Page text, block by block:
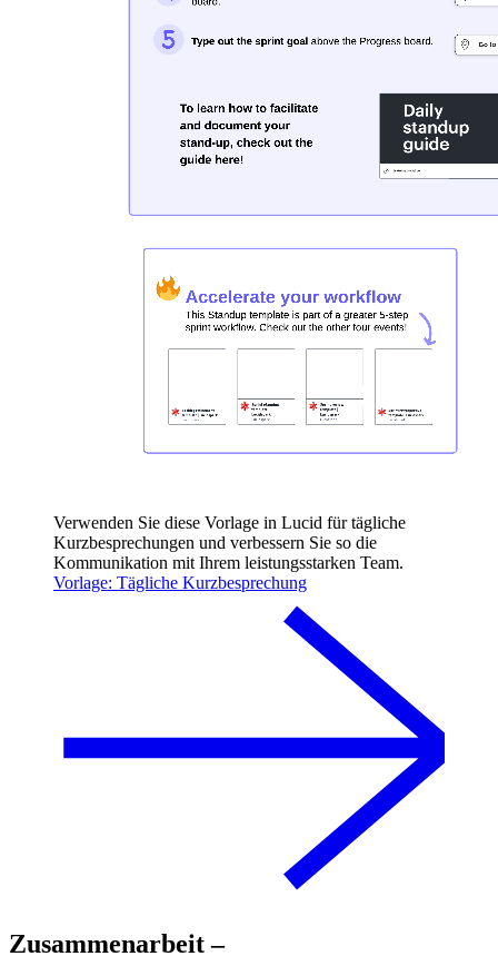
Verwenden Sie diese Vorlage in Lucid für tägliche
Kurzbesprechungen und verbessern Sie so die
Kommunikation mit Ihrem leistungsstarken Team.
Vorlage: Tägliche Kurzbesprechung
Zusammenarbeit –